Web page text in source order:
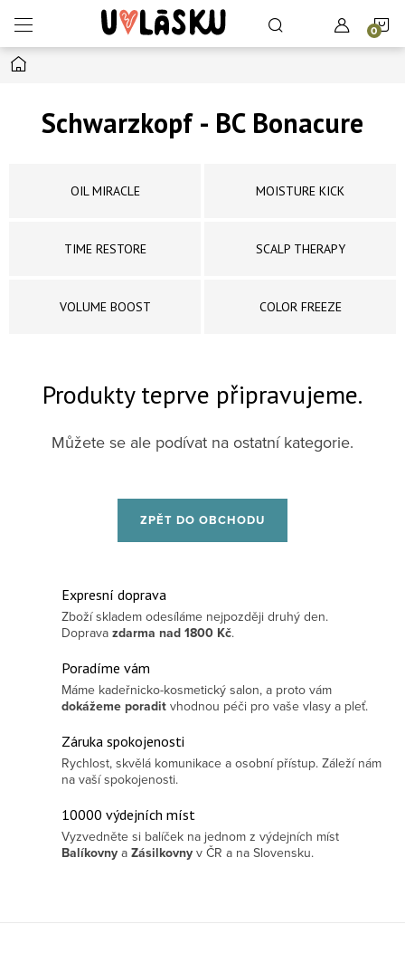
Domů
Schwarzkopf - BC Bonacure
OIL MIRACLE MOISTURE KICK
TIME RESTORE SCALP THERAPY
VOLUME BOOST COLOR FREEZE
Produkty teprve připravujeme.
Můžete se ale podívat na ostatní kategorie.
ZPĚT DO OBCHODU
Expresní doprava
Zboží skladem odesíláme nejpozději druhý den.
Doprava zdarma nad 1800 Kč.
Poradíme vám
Máme kadeřnicko-kosmetický salon, a proto vám
dokážeme poradit vhodnou péči pro vaše vlasy a pleť.
Záruka spokojenosti
Rychlost, skvělá komunikace a osobní přístup. Záleží nám
na vaší spokojenosti.
10000 výdejních míst
Vyzvedněte si balíček na jednom z výdejních míst
Balíkovny a Zásilkovny v ČR a na Slovensku.